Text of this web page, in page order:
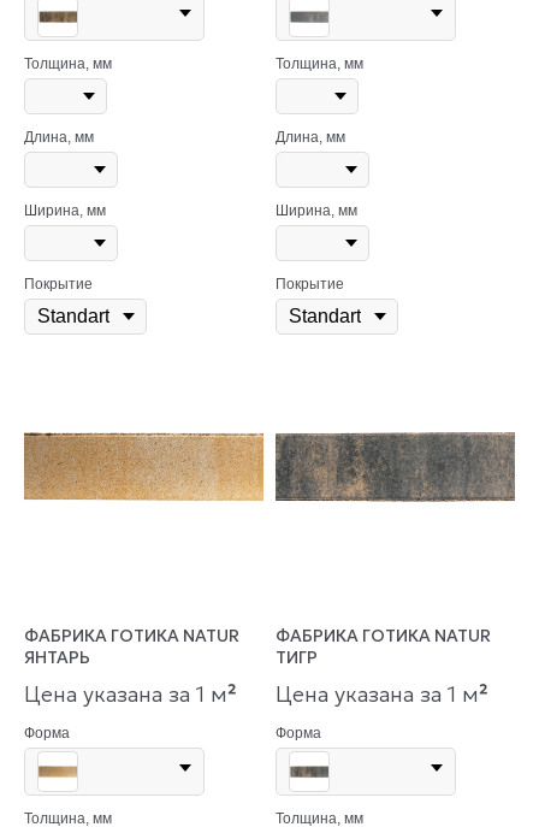
Толщина, мм
Длина, мм
Ширина, мм
Покрытие
Толщина, мм
Длина, мм
Ширина, мм
Покрытие
ФАБРИКА ГОТИКА NATUR
ЯНТАРЬ
Цена указана за 1 м²
Форма
Толщина, мм
ФАБРИКА ГОТИКА NATUR
ТИГР
Цена указана за 1 м²
Форма
Толщина, мм